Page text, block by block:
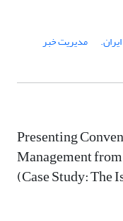
مدیریت خبر
Presenting
Management
(Case Study: